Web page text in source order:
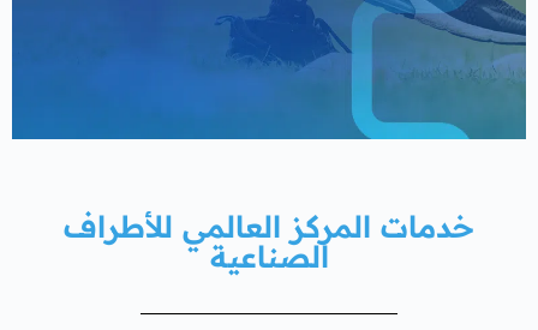
خدمات المركز العالمي للأطراف
الصناعية